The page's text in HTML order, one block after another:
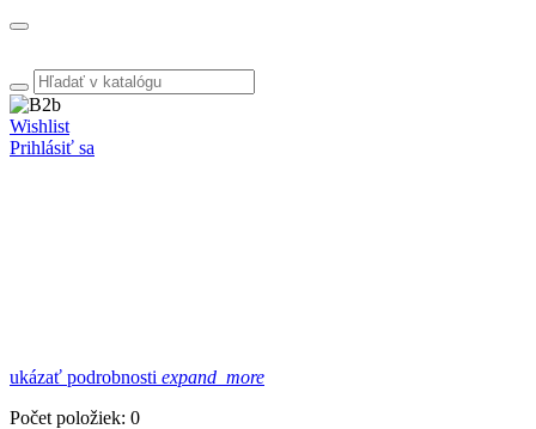
Wishlist
Prihlásiť sa
ukázať podrobnosti expand_more
Počet položiek: 0